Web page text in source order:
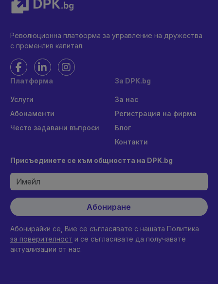
Революционна платформа за управление на дружества
с променлив капитал.
Платформа
Услуги
Абонаменти
Често задавани въпроси
За DPK.bg
За нас
Регистрация на фирма
Блог
Контакти
Присъединете се към общността на DPK.bg
Абониране
Абонирайки се, Вие се съгласявате с нашата Политика
за поверителност и се съгласявате да получавате
актуализации от нас.